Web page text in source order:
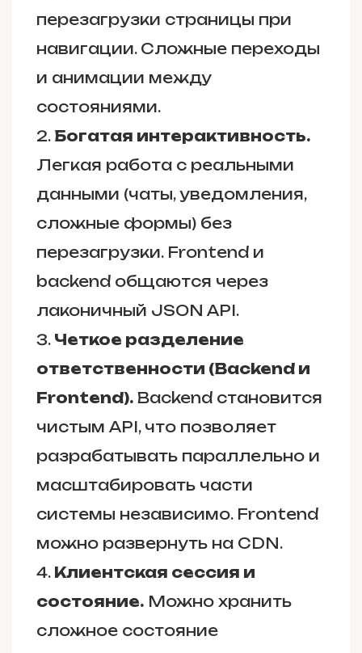
перезагрузки страницы при
навигации. Сложные переходы
и анимации между
состояниями.
Богатая интерактивность.
Легкая работа с реальными
данными (чаты, уведомления,
сложные формы) без
перезагрузки. Frontend и
backend общаются через
лаконичный JSON API.
Четкое разделение
ответственности (Backend и
Frontend). Backend становится
чистым API, что позволяет
разрабатывать параллельно и
масштабировать части
системы независимо. Frontend
можно развернуть на CDN.
Клиентская сессия и
состояние. Можно хранить
сложное состояние